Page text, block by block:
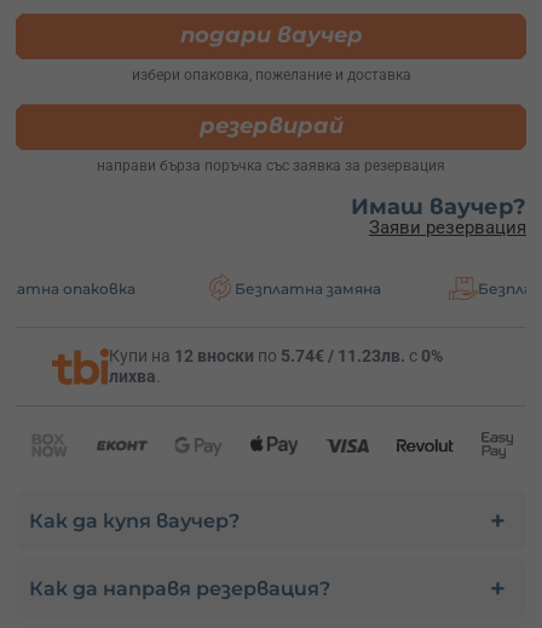
подари ваучер
избери опаковка, пожелание и доставка
резервирай
направи бърза поръчка със заявка за резервация
Имаш ваучер?
Заяви резервация
Безплатна замяна Безплатна
Купи на 12 вноски по 5.74€ / 11.23лв. с 0%
лихва.
Как да купя ваучер?
Как да направя резервация?